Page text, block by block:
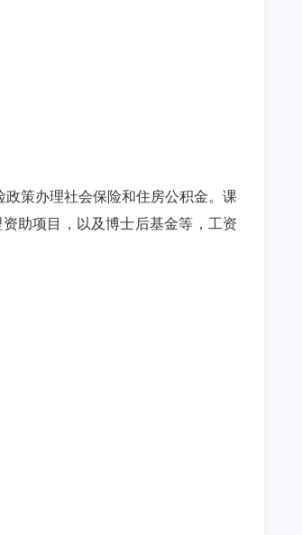
策办理社会保险和住房公积金。课
助项目，以及博士后基金等，工资